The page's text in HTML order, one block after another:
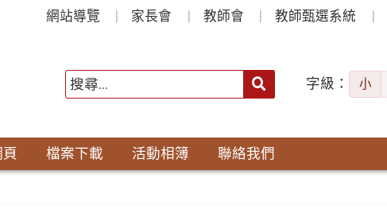
網站導覽 家長會 教師會 教師甄選系統
字級： 小
檔案下載 活動相簿 聯絡我們